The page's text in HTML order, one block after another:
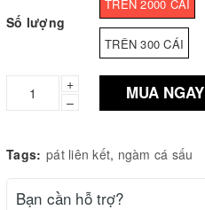
Số lượng
TRÊN 2000 CÁI
TRÊN 300 CÁI
+
–
MUA NGAY
Tags: pát liên kết, ngàm cá sấu
Bạn cần hỗ trợ?